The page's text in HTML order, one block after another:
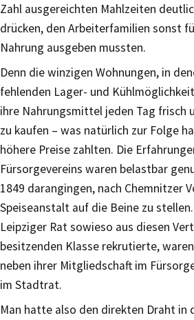
Zahl ausgereichten Mahlzeiten
drücken, den Arbeiterfamilien sonst
Nahrung ausgeben mussten.
Denn die winzigen Wohnungen, in
fehlenden Lager- und
ihre Nahrungsmittel jeden Tag frisch
zu kaufen – was natürlich zur Folge
höhere Preise zahlten. Die
Fürsorgevereins waren belastbar
1849 darangingen, nach Chemnitzer
Speiseanstalt auf die Beine zu
Leipziger Rat sowieso aus diesen
besitzenden Klasse rekrutierte,
neben ihrer Mitgliedschaft im
im Stadtrat.
Man hatte also den direkten Draht in